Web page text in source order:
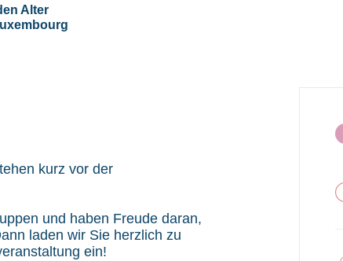
Alter
kurz vor der
und haben Freude daran,
laden wir Sie herzlich zu
ein!